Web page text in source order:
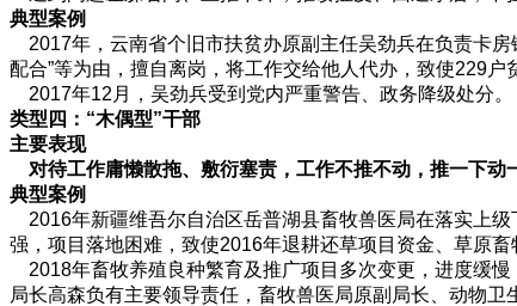
典型案例
2017年，云南省个旧市扶贫办原副主任吴劲兵在负责卡房
配合”等为由，擅自离岗，将工作交给他人代办，致使229
2017年12月，吴劲兵受到党内严重警告、政务降级处分。
类型四：“木偶型”干部
主要表现
对待工作庸懒散拖、敷衍塞责，工作不推不动，推一下动
典型案例
2016年新疆维吾尔自治区岳普湖县畜牧兽医局在落实上
强，项目落地困难，致使2016年退耕还草项目资金、草原畜
2018年畜牧养殖良种繁育及推广项目多次变更，进度缓
局长高森负有主要领导责任，畜牧兽医局原副局长、动物卫